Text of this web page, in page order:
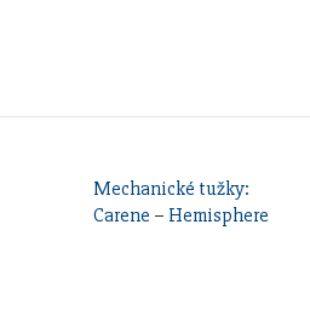
Mechanické tužky:
Carene – Hemisphere